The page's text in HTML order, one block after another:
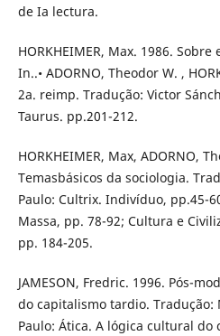
de Ia lectura.
HORKHEIMER, Max. 1986.
In..• ADORNO, Theodor W. ,
2a. reimp. Tradução: Victor
Taurus. pp.201-212.
HORKHEIMER, Max, ADORNO,
Temasbásicos da sociologia.
Paulo: Cultrix. Indivíduo, pp.45-
Massa, pp. 78-92; Cultura e
pp. 184-205.
JAMESON, Fredric. 1996. Pós-
do capitalismo tardio. Tradução:
Paulo: Ática. A lógica cultural